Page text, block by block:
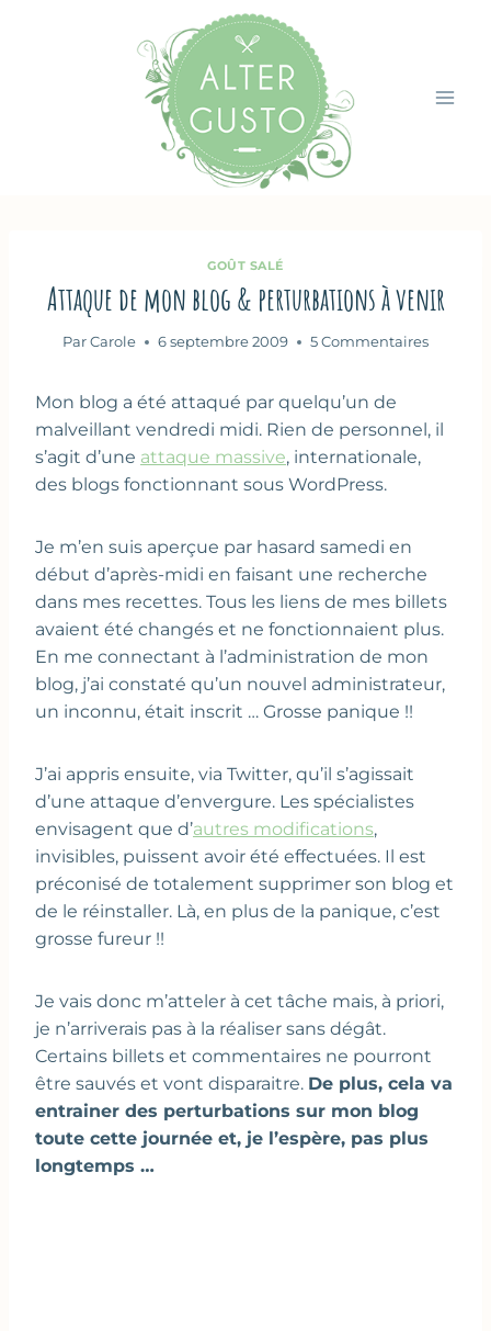
GOÛT SALÉ
Attaque de mon blog & perturbations à venir
Par Carole 6 septembre 2009 5 Commentaires
Mon blog a été attaqué par quelqu’un de
malveillant vendredi midi. Rien de personnel, il
s’agit d’une attaque massive, internationale,
des blogs fonctionnant sous WordPress.
Je m’en suis aperçue par hasard samedi en
début d’après-midi en faisant une recherche
dans mes recettes. Tous les liens de mes billets
avaient été changés et ne fonctionnaient plus.
En me connectant à l’administration de mon
blog, j’ai constaté qu’un nouvel administrateur,
un inconnu, était inscrit … Grosse panique !!
J’ai appris ensuite, via Twitter, qu’il s’agissait
d’une attaque d’envergure. Les spécialistes
envisagent que d’autres modifications,
invisibles, puissent avoir été effectuées. Il est
préconisé de totalement supprimer son blog et
de le réinstaller. Là, en plus de la panique, c’est
grosse fureur !!
Je vais donc m’atteler à cet tâche mais, à priori,
je n’arriverais pas à la réaliser sans dégât.
Certains billets et commentaires ne pourront
être sauvés et vont disparaitre. De plus, cela va
entrainer des perturbations sur mon blog
toute cette journée et, je l’espère, pas plus
longtemps …